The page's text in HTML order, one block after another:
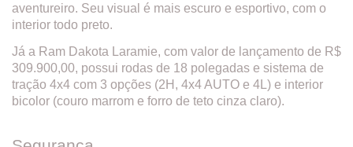
aventureiro. Seu visual é mais escuro e esportivo, com o
interior todo preto.
Já a Ram Dakota Laramie, com valor de lançamento de R$
309.900,00, possui rodas de 18 polegadas e sistema de
tração 4x4 com 3 opções (2H, 4x4 AUTO e 4L) e interior
bicolor (couro marrom e forro de teto cinza claro).